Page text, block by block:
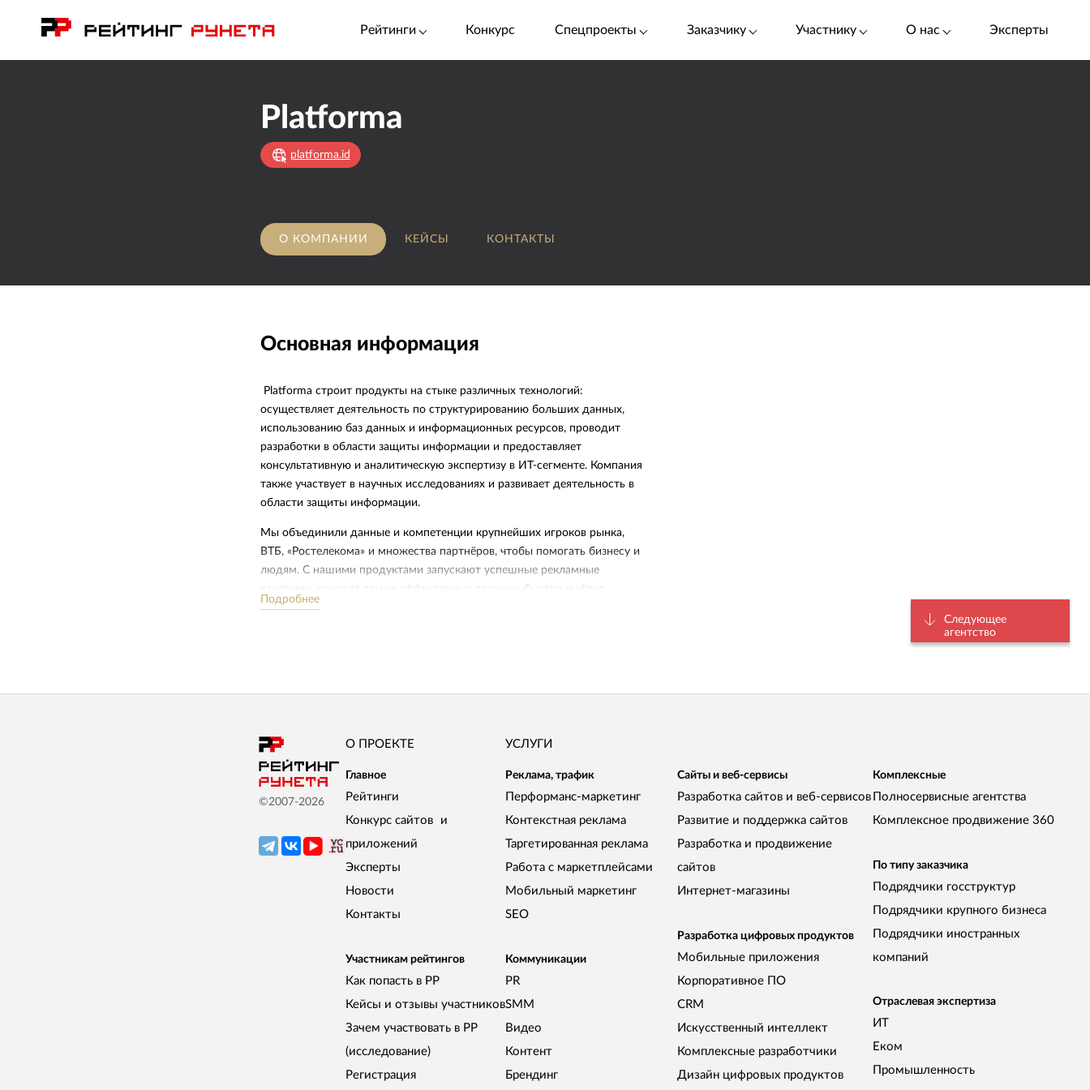
Рейтинги Конкурс Спецпроекты Заказчику Участнику О нас Эксперты
Platforma
platforma.id
О КОМПАНИИ КЕЙСЫ КОНТАКТЫ
Основная информация
Platforma строит продукты на стыке различных технологий:
осуществляет деятельность по структурированию больших данных,
использованию баз данных и информационных ресурсов, проводит
разработки в области защиты информации и предоставляет
консультативную и аналитическую экспертизу в ИТ-сегменте. Компания
также участвует в научных исследованиях и развивает деятельность в
области защиты информации.
Мы объединили данные и компетенции крупнейших игроков рынка,
ВТБ, «Ростелекома» и множества партнёров, чтобы помогать бизнесу и
людям. С нашими продуктами запускают успешные рекламные
кампании, находят самые эффективные локации, быстро и чётко
реагируют на запросы клиентов и увеличивают скорость бизнес-
Подробнее
Следующее
агентство
©2007-2026
О ПРОЕКТЕ
Главное
Рейтинги
Конкурс сайтов и
приложений
Эксперты
Новости
Контакты
Участникам рейтингов
Как попасть в РР
Кейсы и отзывы участников
Зачем участвовать в РР
(исследование)
Регистрация
УСЛУГИ
Реклама, трафик
Перформанс-маркетинг
Контекстная реклама
Таргетированная реклама
Работа с маркетплейсами
Мобильный маркетинг
SEO
Коммуникации
PR
SMM
Видео
Контент
Брендинг
Сайты и веб-сервисы
Разработка сайтов и веб-сервисов
Развитие и поддержка сайтов
Разработка и продвижение
сайтов
Интернет-магазины
Разработка цифровых продуктов
Мобильные приложения
Корпоративное ПО
CRM
Искусственный интеллект
Комплексные разработчики
Дизайн цифровых продуктов
Комплексные
Полносервисные агентства
Комплексное продвижение 360
По типу заказчика
Подрядчики госструктур
Подрядчики крупного бизнеса
Подрядчики иностранных
компаний
Отраслевая экспертиза
ИТ
Еком
Промышленность